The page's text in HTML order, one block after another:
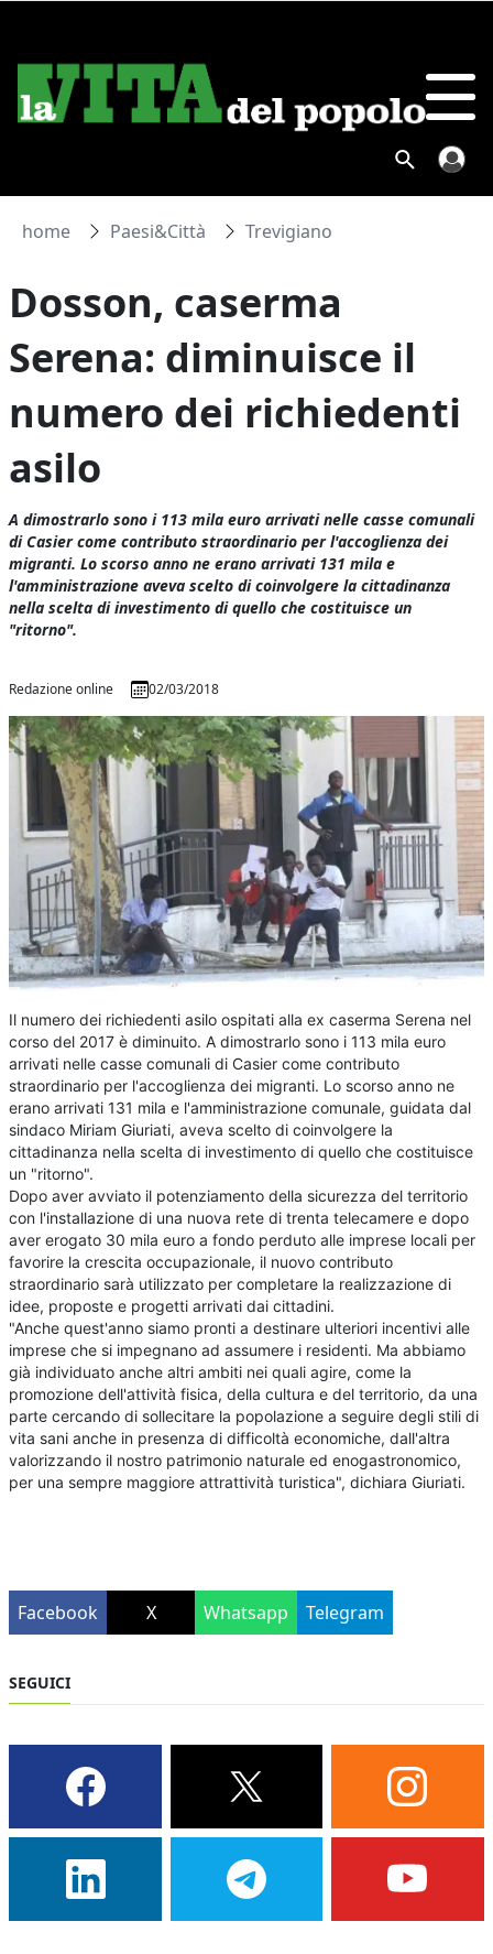
home Paesi&Città Trevigiano
Dosson, caserma
Serena: diminuisce il
numero dei richiedenti
asilo
A dimostrarlo sono i 113 mila euro arrivati nelle casse comunali
di Casier come contributo straordinario per l'accoglienza dei
migranti. Lo scorso anno ne erano arrivati 131 mila e
l'amministrazione aveva scelto di coinvolgere la cittadinanza
nella scelta di investimento di quello che costituisce un
"ritorno".
Redazione online 02/03/2018
Il numero dei richiedenti asilo ospitati alla ex caserma Serena nel
corso del 2017 è diminuito. A dimostrarlo sono i 113 mila euro
arrivati nelle casse comunali di Casier come contributo
straordinario per l'accoglienza dei migranti. Lo scorso anno ne
erano arrivati 131 mila e l'amministrazione comunale, guidata dal
sindaco Miriam Giuriati, aveva scelto di coinvolgere la
cittadinanza nella scelta di investimento di quello che costituisce
un "ritorno".
Dopo aver avviato il potenziamento della sicurezza del territorio
con l'installazione di una nuova rete di trenta telecamere e dopo
aver erogato 30 mila euro a fondo perduto alle imprese locali per
favorire la crescita occupazionale, il nuovo contributo
straordinario sarà utilizzato per completare la realizzazione di
idee, proposte e progetti arrivati dai cittadini.
"Anche quest'anno siamo pronti a destinare ulteriori incentivi alle
imprese che si impegnano ad assumere i residenti. Ma abbiamo
già individuato anche altri ambiti nei quali agire, come la
promozione dell'attività fisica, della cultura e del territorio, da una
parte cercando di sollecitare la popolazione a seguire degli stili di
vita sani anche in presenza di difficoltà economiche, dall'altra
valorizzando il nostro patrimonio naturale ed enogastronomico,
per una sempre maggiore attrattività turistica", dichiara Giuriati.
Facebook X Whatsapp Telegram
SEGUICI